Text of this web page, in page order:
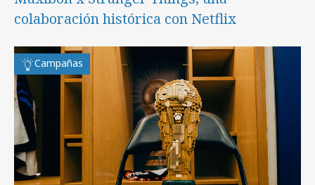
colaboración histórica con Netflix
Campañas